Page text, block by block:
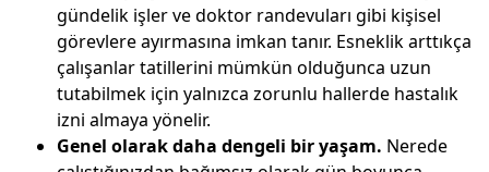
gündelik işler ve doktor randevuları gibi kişisel
görevlere ayırmasına imkan tanır. Esneklik arttıkça
çalışanlar tatillerini mümkün olduğunca uzun
tutabilmek için yalnızca zorunlu hallerde hastalık
izni almaya yönelir.
Genel olarak daha dengeli bir yaşam. Nerede